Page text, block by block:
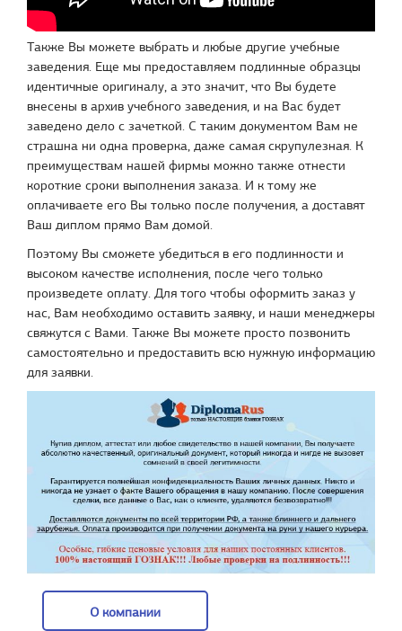
Также Вы можете выбрать и любые другие учебные
заведения. Еще мы предоставляем подлинные образцы
идентичные оригиналу, а это значит, что Вы будете
внесены в архив учебного заведения, и на Вас будет
заведено дело с зачеткой. С таким документом Вам не
страшна ни одна проверка, даже самая скрупулезная. К
преимуществам нашей фирмы можно также отнести
короткие сроки выполнения заказа. И к тому же
оплачиваете его Вы только после получения, а доставят
Ваш диплом прямо Вам домой.
Поэтому Вы сможете убедиться в его подлинности и
высоком качестве исполнения, после чего только
произведете оплату. Для того чтобы оформить заказ у
нас, Вам необходимо оставить заявку, и наши менеджеры
свяжутся с Вами. Также Вы можете просто позвонить
самостоятельно и предоставить всю нужную информацию
для заявки.
О компании